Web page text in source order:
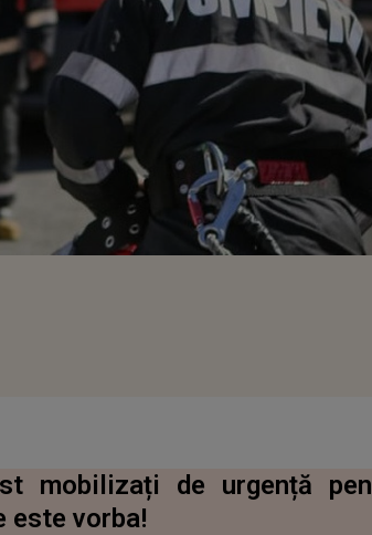
mobilizați de urgență
este vorba!